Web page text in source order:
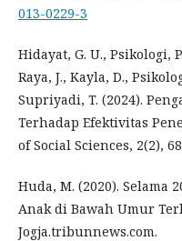
013-0229-3
Hidayat, G. U., Psikologi,
Raya, J., Kayla, D.,
Supriyadi, T. (2024).
Terhadap Efektivitas
of Social Sciences, 2(2),
Huda, M. (2020). Selama
Anak di Bawah Umur
Jogja.tribunnews.com.